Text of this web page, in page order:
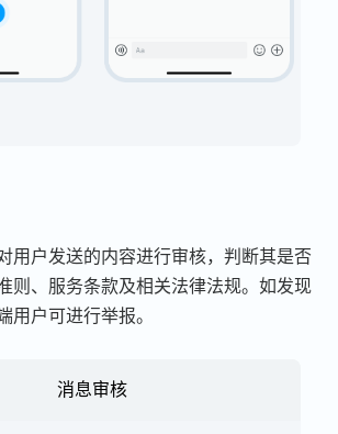
用户发送的内容进行审核，判断其是否
则、服务条款及相关法律法规。如发现
用户可进行举报。
消息审核